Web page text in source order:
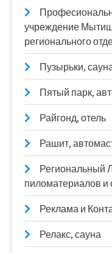
учреждение
регионального
Пузырьки,
Пятый парк,
Райгонд, отель
Рашит,
Региональный
пиломатериалов и
Реклама и
Релакс, сауна